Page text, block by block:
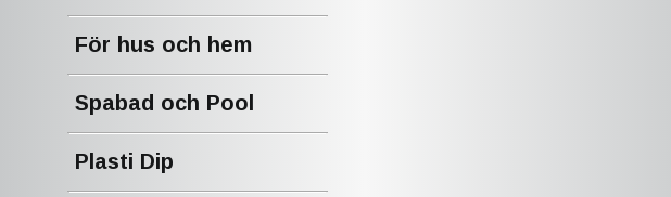
För hus och hem
Spabad och Pool
Plasti Dip